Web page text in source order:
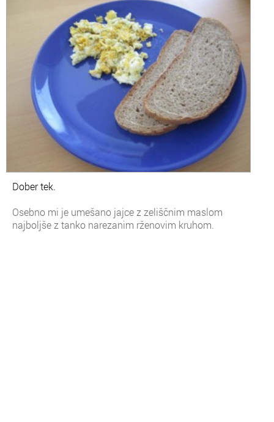
Dober tek.
Osebno mi je umešano jajce z zeliščnim maslom
najboljše z tanko narezanim rženovim kruhom.